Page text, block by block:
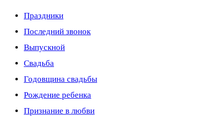
Праздники
Последний звонок
Выпускной
Свадьба
Годовщина свадьбы
Рождение ребенка
Признание в любви